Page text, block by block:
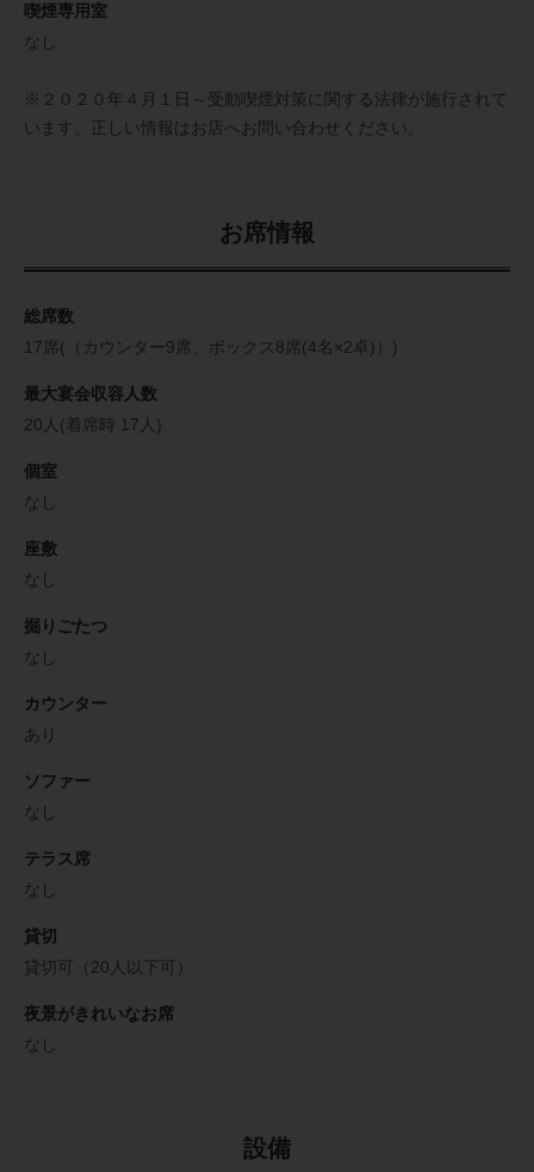
喫煙専用室
なし
※２０２０年４月１日～受動喫煙対策に関する法律が施行されて
います。正しい情報はお店へお問い合わせください。
お席情報
総席数
17席(（カウンター9席、ボックス8席(4名×2卓)）)
最大宴会収容人数
20人(着席時 17人)
個室
なし
座敷
なし
掘りごたつ
なし
カウンター
あり
ソファー
なし
テラス席
なし
貸切
貸切可（20人以下可）
夜景がきれいなお席
なし
設備